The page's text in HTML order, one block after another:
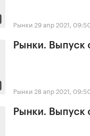
Рынки 29 апр 2021,
Рынки. Выпуск
Рынки 28 апр 2021,
Рынки. Выпуск